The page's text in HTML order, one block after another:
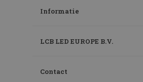
Informatie
LCB LED EUROPE B.V.
Contact